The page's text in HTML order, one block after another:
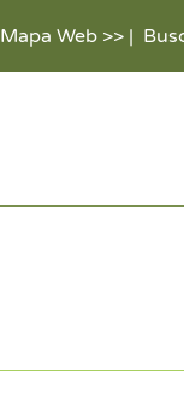
Mapa Web >>|